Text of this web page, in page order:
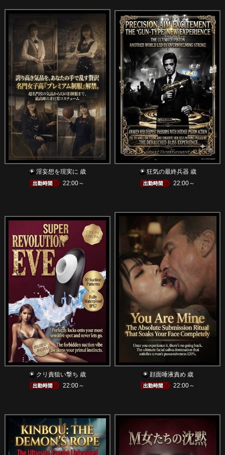
淫妄想を現実に 歳
22:00～
狂気の最終兵器 歳
22:00～
クリ責狙い撃ち 歳
22:00～
顔面唾液責め 歳
22:00～